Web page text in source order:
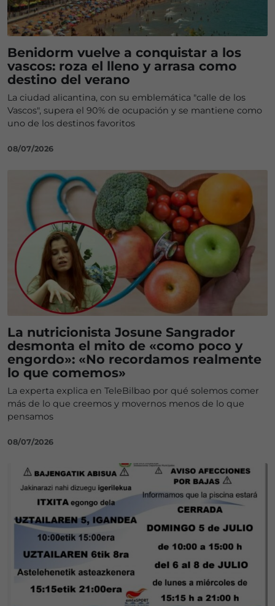
Benidorm vuelve a conquistar a los
vascos: roza el lleno y arrasa como
destino del verano
La ciudad alicantina, con su emblemática "calle de los
Vascos", supera el 90% de ocupación y se mantiene como
uno de los destinos favoritos
08/07/2026
La nutricionista Josune Sangrador
desmonta el mito de «como poco y
engordo»: «No recordamos realmente
lo que comemos»
La experta explica en TeleBilbao por qué solemos comer
más de lo que creemos y movernos menos de lo que
pensamos
08/07/2026